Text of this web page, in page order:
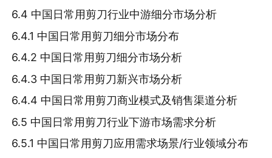
6.4 中国日常用剪刀行业中游细分市场分析
6.4.1 中国日常用剪刀细分市场分布
6.4.2 中国日常用剪刀细分市场分析
6.4.3 中国日常用剪刀新兴市场分析
6.4.4 中国日常用剪刀商业模式及销售渠道分析
6.5 中国日常用剪刀行业下游市场需求分析
6.5.1 中国日常用剪刀应用需求场景/行业领域分布